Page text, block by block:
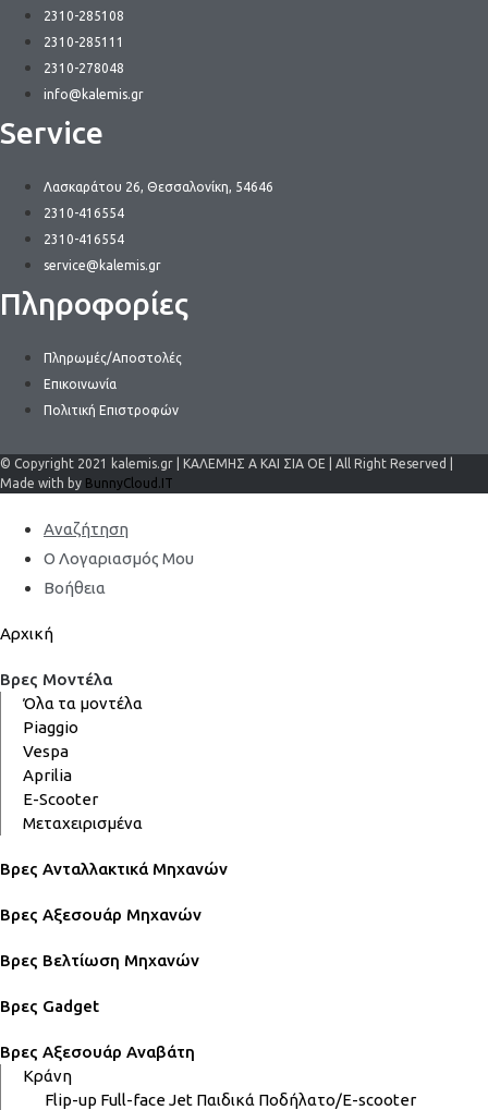
2310-285108
2310-285111
2310-278048
info@kalemis.gr
Service
Λασκαράτου 26, Θεσσαλονίκη, 54646
2310-416554
2310-416554
service@kalemis.gr
Πληροφορίες
Πληρωμές/Αποστολές
Επικοινωνία
Πολιτική Επιστροφών
© Copyright 2021 kalemis.gr | ΚΑΛΕΜΗΣ Α ΚΑΙ ΣΙΑ ΟΕ | All Right Reserved |
Made with by BunnyCloud.IT
Αναζήτηση
Ο Λογαριασμός Μου
Βοήθεια
Αρχική
Βρες Μοντέλα
Όλα τα μοντέλα
Piaggio
Vespa
Aprilia
E-Scooter
Μεταχειρισμένα
Βρες Ανταλλακτικά Μηχανών
Βρες Αξεσουάρ Μηχανών
Βρες Βελτίωση Μηχανών
Βρες Gadget
Βρες Αξεσουάρ Αναβάτη
Κράνη
Flip-up Full-faceJet Παιδικά Ποδήλατο/E-scooter